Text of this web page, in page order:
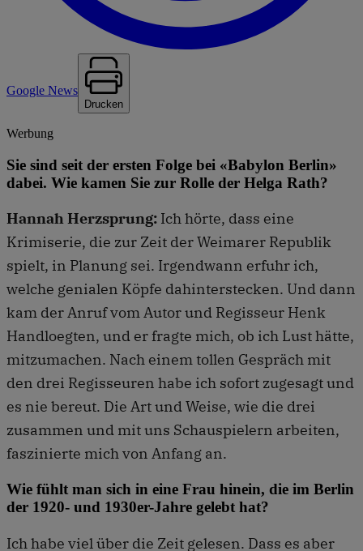
Google News
Drucken
Werbung
Sie sind seit der ersten Folge bei «Babylon Berlin»
dabei. Wie kamen Sie zur Rolle der Helga Rath?
Hannah Herzsprung: Ich hörte, dass eine
Krimiserie, die zur Zeit der Weimarer Republik
spielt, in Planung sei. Irgendwann erfuhr ich,
welche genialen Köpfe dahinterstecken. Und dann
kam der Anruf vom Autor und Regisseur Henk
Handloegten, und er fragte mich, ob ich Lust hätte,
mitzumachen. Nach einem tollen Gespräch mit
den drei Regisseuren habe ich sofort zugesagt und
es nie bereut. Die Art und Weise, wie die drei
zusammen und mit uns Schauspielern arbeiten,
faszinierte mich von Anfang an.
Wie fühlt man sich in eine Frau hinein, die im Berlin
der 1920- und 1930er-Jahre gelebt hat?
Ich habe viel über die Zeit gelesen. Dass es aber